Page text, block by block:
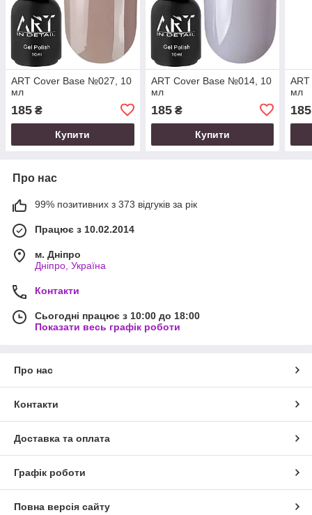
ART Cover Base №027, 10
мл
185 ₴
Купити
ART Cover Base №014, 10
мл
185₴
Купити
мл
185
Про нас
99% позитивних з 373 відгуків за рік
Працює з 10.02.2014
м. Дніпро
Дніпро, Україна
Контакти
Сьогодні працює з 10:00 до 18:00
Показати весь графік роботи
Про нас
Контакти
Доставка та оплата
Графік роботи
Повна версія сайту